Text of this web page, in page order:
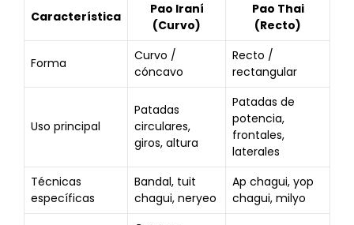
Característica
Pao Iraní
(Curvo)
Pao Thai
(Recto)
Forma
Curvo /
cóncavo
Recto /
rectangular
Uso principal
Patadas
circulares,
giros, altura
Patadas de
potencia,
frontales,
laterales
Técnicas
específicas
Bandal, tuit
chagui, neryeo
Ap chagui, yop
chagui, milyo